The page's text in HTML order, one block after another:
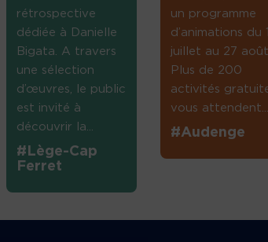
rétrospective
dédiée à Danielle
Bigata. A travers
une sélection
d’œuvres, le public
est invité à
découvrir la...
#Lège-Cap
Ferret
un programme
d’animations du 1
juillet au 27
Plus de 200
activités
vous
#Audenge